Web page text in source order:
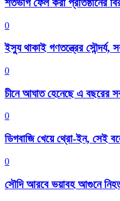
শতভাগ ফেল করা প্রতিষ্ঠানের
0
ইস্যু থাকাই গণতন্ত্রের সৌন্দর্য,
0
চীনে আঘাত হেনেছে এ বছরের
0
ডিগবাজি খেয়ে থ্রো-ইন, সেই
0
সৌদি আরবে ভয়াবহ আগুনে